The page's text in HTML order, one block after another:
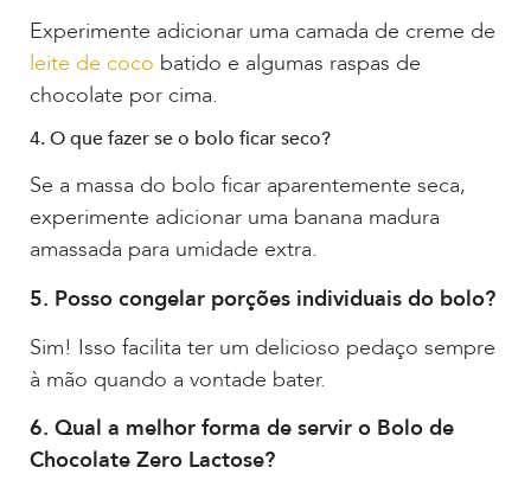
Experimente adicionar uma camada de creme de
leite de coco batido e algumas raspas de
chocolate por cima.
4. O que fazer se o bolo ficar seco?
Se a massa do bolo ficar aparentemente seca,
experimente adicionar uma banana madura
amassada para umidade extra.
5. Posso congelar porções individuais do bolo?
Sim! Isso facilita ter um delicioso pedaço sempre
à mão quando a vontade bater.
6. Qual a melhor forma de servir o Bolo de
Chocolate Zero Lactose?